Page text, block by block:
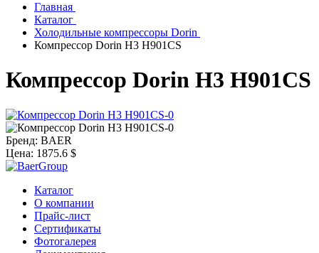
Главная
Каталог
Холодильные компрессоры Dorin
Компрессор Dorin H3 H901CS
Компрессор Dorin H3 H901CS
Бренд: BAER
Цена: 1875.6 $
Каталог
О компании
Прайс-лист
Сертификаты
Фотогалерея